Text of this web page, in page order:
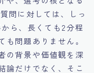
問に対しては、しっ
ら、長くても2分程
問題ありません。
の背景や価値観を深
論だけでなく、そこ